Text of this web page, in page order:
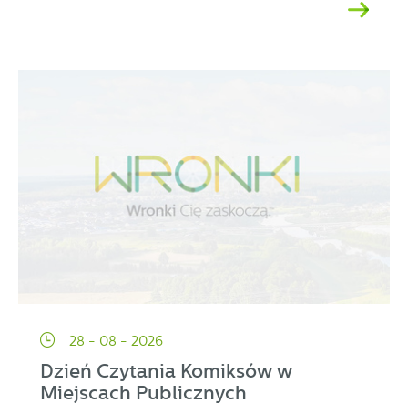
28 - 08 - 2026
Dzień Czytania Komiksów w
Miejscach Publicznych